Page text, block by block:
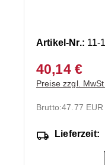
Artikel-Nr.: 11-
40,14 €
Preise zzgl.
Brutto:47.77 EUR
Lieferzeit: